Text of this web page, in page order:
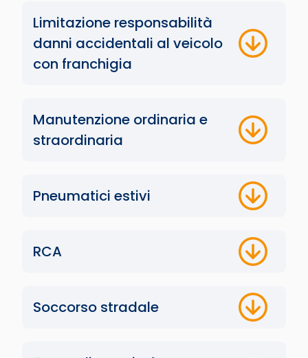
Limitazione responsabilità
danni accidentali al veicolo
con franchigia
Manutenzione ordinaria e
straordinaria
Pneumatici estivi
RCA
Soccorso stradale